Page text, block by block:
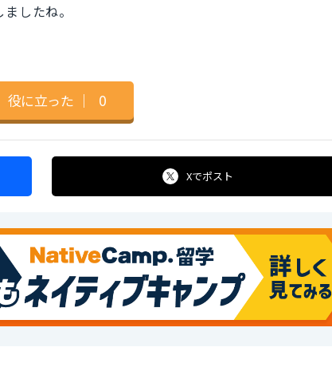
したね。
役に立った ｜ 0
Xでポスト